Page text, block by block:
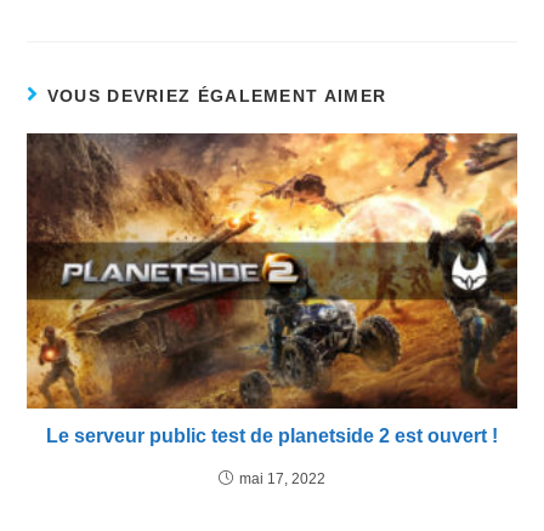
VOUS DEVRIEZ ÉGALEMENT AIMER
Le serveur public test de planetside 2 est ouvert !
mai 17, 2022